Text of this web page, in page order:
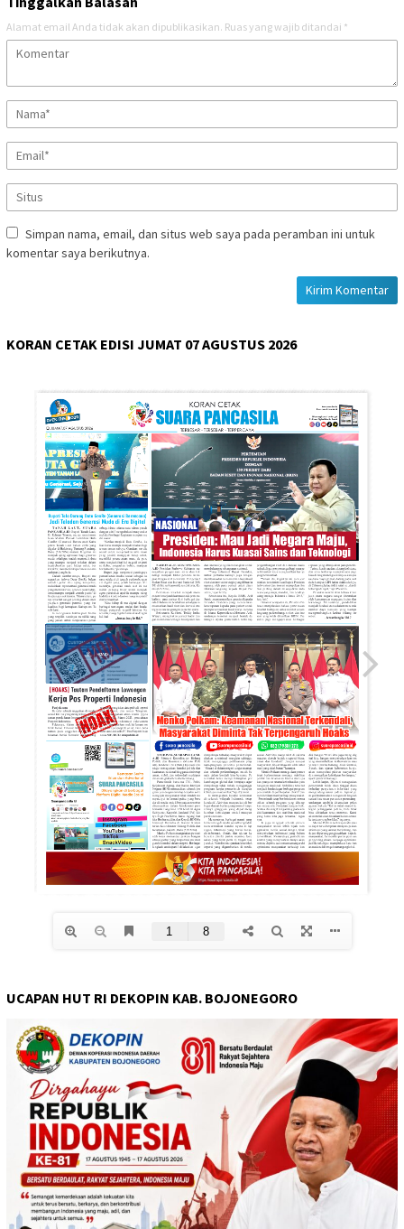
Alamat email Anda tidak akan dipublikasikan. Ruas yang wajib ditandai *
Simpan nama, email, dan situs web saya pada peramban ini untuk
komentar saya berikutnya.
KORAN CETAK EDISI JUMAT 07 AGUSTUS 2026
UCAPAN HUT RI DEKOPIN KAB. BOJONEGORO